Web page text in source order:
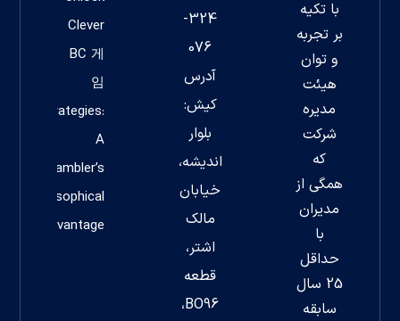
با تکیه
بر تجربه
و توان
هیئت
مدیره
شرکت
که
همگی از
مدیران
با
حداقل
25 سال
سابقه
324-
076
آدرس
کیش:
بلوار
اندیشه،
خیابان
مالک
اشتر،
قطعه
BO96،
Clever
BC 게
임
Strategies:
A
Gambler’s
Philosophical
Advantage